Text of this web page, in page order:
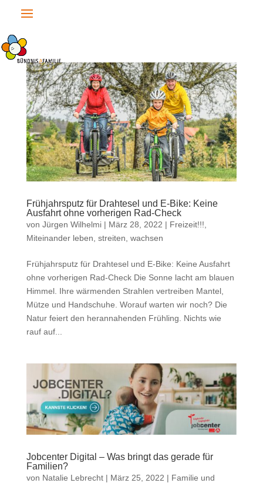
Frühjahrsputz für Drahtesel und E-Bike: Keine
Ausfahrt ohne vorherigen Rad-Check
von Jürgen Wilhelmi| März 28, 2022 | Freizeit!!!
Miteinander leben, streiten, wachsen
Frühjahrsputz für Drahtesel und E-Bike: Keine Ausfahrt
ohne vorherigen Rad-Check Die Sonne lacht am blauen
Himmel. Ihre wärmenden Strahlen vertreiben Mantel,
Mütze und Handschuhe. Worauf warten wir noch? Die
Natur feiert den herannahenden Frühling. Nichts wie
rauf auf...
Jobcenter Digital – Was bringt das gerade für
Familien?
von Natalie Lebrecht| März 25, 2022 | Familie und